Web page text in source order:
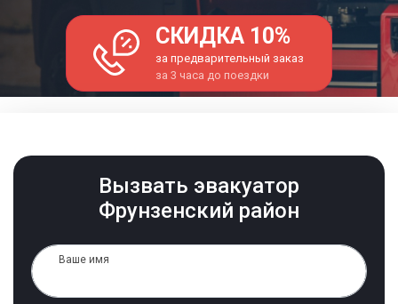
СКИДКА 10%
за предварительный заказ
за 3 часа до поездки
Вызвать эвакуатор
Фрунзенский район
Ваше имя